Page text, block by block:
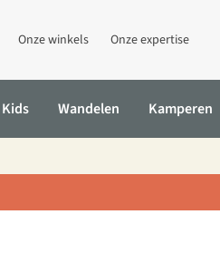
Onze winkels Onze expertise
Kids Wandelen Kamperen